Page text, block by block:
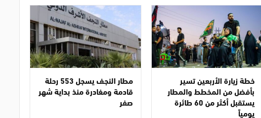
خطة زيارة الأربعين تسير
بأفضل من المخطط والمطار
يستقبل أكثر من 60 طائرة
يومياً
مطار النجف يسجل 553 رحلة
قادمة ومغادرة منذ بداية شهر
صفر